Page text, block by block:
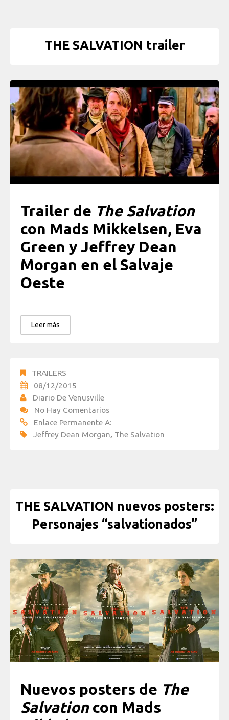
THE SALVATION trailer
Trailer de The Salvation
con Mads Mikkelsen, Eva
Green y Jeffrey Dean
Morgan en el Salvaje
Oeste
Leer más
TRAILERS
08/12/2015
Diario De Venusville
No Hay Comentarios
Enlace Permanente A:
Jeffrey Dean Morgan, The Salvation
THE SALVATION nuevos posters:
Personajes “salvationados”
Nuevos posters de The
Salvationcon Mads